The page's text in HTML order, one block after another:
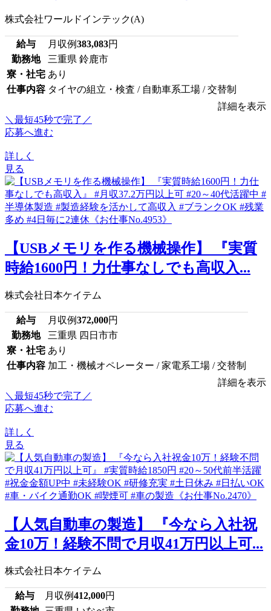
株式会社ワールドインテック(A)
給与 月収例383,083円
勤務地
三重県 鈴鹿市
寮・社宅 あり
仕事内容 タイヤの組立・検査 / 自動車系工場 / 交替制
詳細を表示
＼最短45秒で完了／
応募へ進む
詳しく
見る
【USBメモリを作る機械操作】 『実質
時給1600円！力仕事なしでも高収入...
株式会社日本ケイテム
給与 月収例372,000円
勤務地
三重県 四日市市
寮・社宅 あり
仕事内容 加工・機械オペレーター / 家電系工場 / 交替制
詳細を表示
＼最短45秒で完了／
応募へ進む
詳しく
見る
【人気自動車の製造】 『今なら入社祝
金10万！経験不問で月収41万円以上可...
株式会社日本ケイテム
給与 月収例412,000円